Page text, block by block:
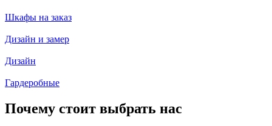
Шкафы на заказ
Дизайн и замер
Дизайн
Гардеробные
Почему стоит выбрать нас